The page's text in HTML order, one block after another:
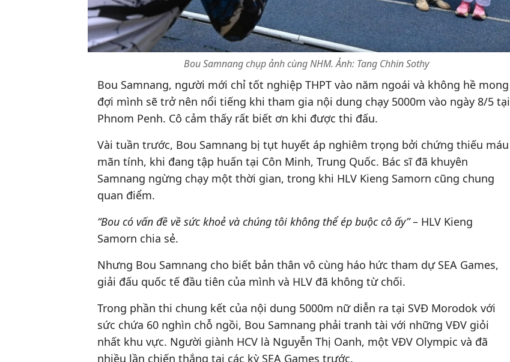
Bou Samnang chụp ảnh cùng NHM. Ảnh: Tang Chhin Sothy
Bou Samnang, người mới chỉ tốt nghiệp THPT vào năm ngoái và không hề mong
đợi mình sẽ trở nên nổi tiếng khi tham gia nội dung chạy 5000m vào ngày 8/5 tại
Phnom Penh. Cô cảm thấy rất biết ơn khi được thi đấu.
Vài tuần trước, Bou Samnang bị tụt huyết áp nghiêm trọng bởi chứng thiếu máu
mãn tính, khi đang tập huấn tại Côn Minh, Trung Quốc. Bác sĩ đã khuyên
Samnang ngừng chạy một thời gian, trong khi HLV Kieng Samorn cũng chung
quan điểm.
“Bou có vấn đề về sức khoẻ và chúng tôi không thể ép buộc cô ấy”– HLV Kieng
Samorn chia sẻ.
Nhưng Bou Samnang cho biết bản thân vô cùng háo hức tham dự SEA Games,
giải đấu quốc tế đầu tiên của mình và HLV đã không từ chối.
Trong phần thi chung kết của nội dung 5000m nữ diễn ra tại SVĐ Morodok với
sức chứa 60 nghìn chỗ ngồi, Bou Samnang phải tranh tài với những VĐV giỏi
nhất khu vực. Người giành HCV là Nguyễn Thị Oanh, một VĐV Olympic và đã
nhiều lần chiến thắng tại các kỳ SEA Games trước.